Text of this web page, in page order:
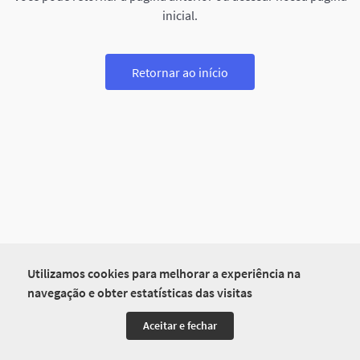
Utilizamos cookies para melhorar a experiência na
navegação e obter estatísticas das visitas
Aceitar e fechar
inicial.
Retornar ao início